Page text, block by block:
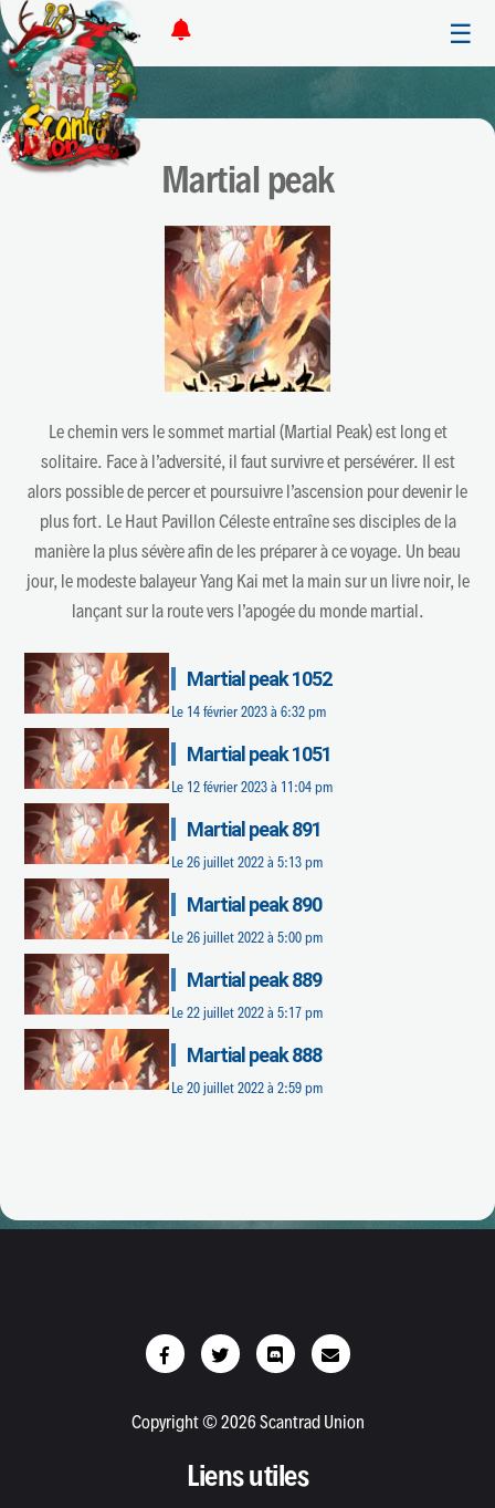
☰
Martial peak
Le chemin vers le sommet martial (Martial Peak) est long et
solitaire. Face à l’adversité, il faut survivre et persévérer. Il est
alors possible de percer et poursuivre l’ascension pour devenir le
plus fort. Le Haut Pavillon Céleste entraîne ses disciples de la
manière la plus sévère afin de les préparer à ce voyage. Un beau
jour, le modeste balayeur Yang Kai met la main sur un livre noir, le
lançant sur la route vers l’apogée du monde martial.
Martial peak 1052
Le 14 février 2023 à 6:32 pm
Martial peak 1051
Le 12 février 2023 à 11:04 pm
Martial peak 891
Le 26 juillet 2022 à 5:13 pm
Martial peak 890
Le 26 juillet 2022 à 5:00 pm
Martial peak 889
Le 22 juillet 2022 à 5:17 pm
Martial peak 888
Le 20 juillet 2022 à 2:59 pm
Copyright © 2026 Scantrad Union
Liens utiles